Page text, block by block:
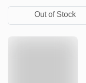
Out of Stock